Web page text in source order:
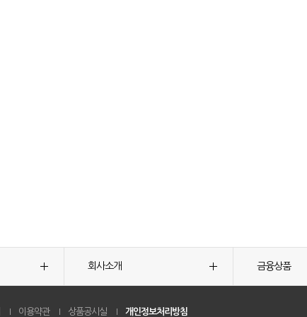
회사소개 금융상품
이용약관 상품공시실 개인정보처리방침